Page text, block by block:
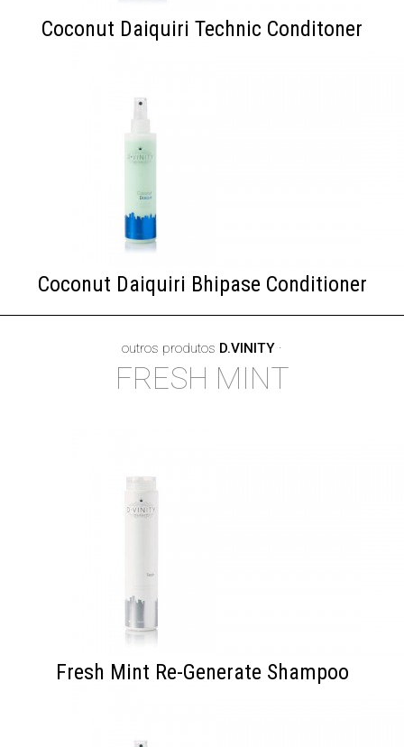
Coconut Daiquiri Technic Conditoner
Coconut Daiquiri Bhipase Conditioner
outros produtos D.VINITY ·
FRESH MINT
Fresh Mint Re-Generate Shampoo